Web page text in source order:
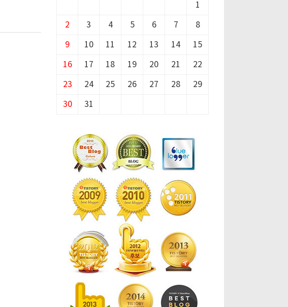
1
2 3 4 5 6 7 8
9 10 11 12 13 14 15
16 17 18 19 20 21 22
23 24 25 26 27 28 29
30 31